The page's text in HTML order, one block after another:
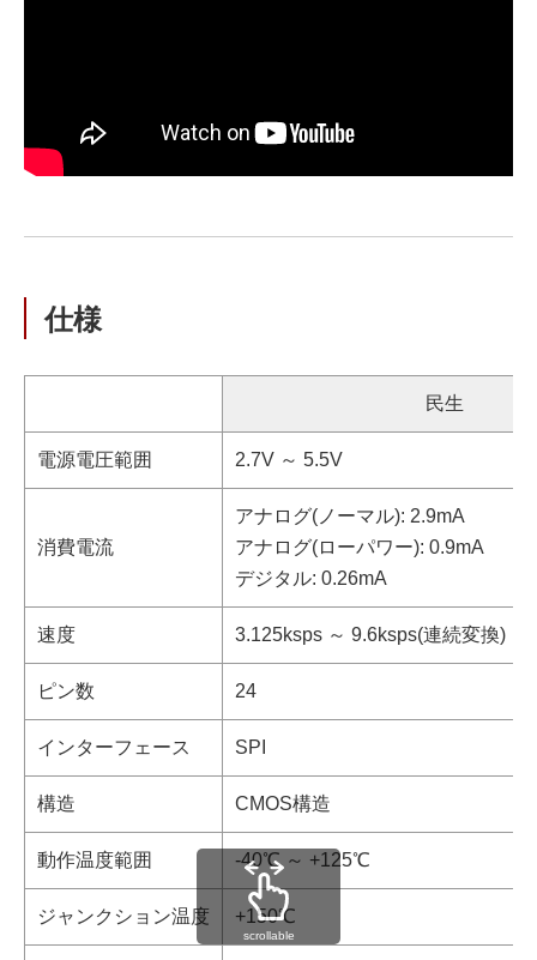
仕様
民生
電源電圧範囲 2.7V ～ 5.5V
消費電流
アナログ(ノーマル): 2.9mA
アナログ(ローパワー): 0.9mA
デジタル: 0.26mA
速度 3.125ksps ～ 9.6ksps(連続変換)
ピン数 24
インターフェース SPI
構造 CMOS構造
動作温度範囲 -40℃ ～ +125℃
ジャンクション温度 +150℃
scrollable